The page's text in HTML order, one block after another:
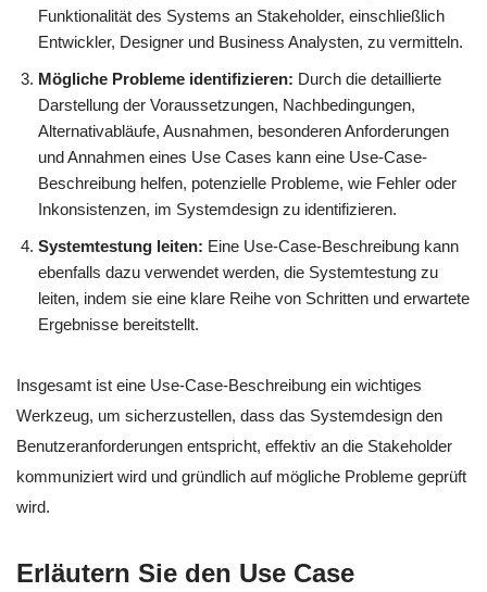
Funktionalität des Systems an Stakeholder, einschließlich
Entwickler, Designer und Business Analysten, zu vermitteln.
Mögliche Probleme identifizieren: Durch die detaillierte
Darstellung der Voraussetzungen, Nachbedingungen,
Alternativabläufe, Ausnahmen, besonderen Anforderungen
und Annahmen eines Use Cases kann eine Use-Case-
Beschreibung helfen, potenzielle Probleme, wie Fehler oder
Inkonsistenzen, im Systemdesign zu identifizieren.
Systemtestung leiten: Eine Use-Case-Beschreibung kann
ebenfalls dazu verwendet werden, die Systemtestung zu
leiten, indem sie eine klare Reihe von Schritten und erwartete
Ergebnisse bereitstellt.
Insgesamt ist eine Use-Case-Beschreibung ein wichtiges
Werkzeug, um sicherzustellen, dass das Systemdesign den
Benutzeranforderungen entspricht, effektiv an die Stakeholder
kommuniziert wird und gründlich auf mögliche Probleme geprüft
wird.
Erläutern Sie den Use Case